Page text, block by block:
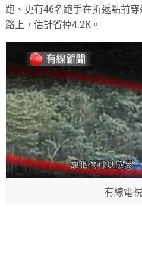
跑、更有46名跑手在折返點前
路上，估計省掉4.2K。
有線電